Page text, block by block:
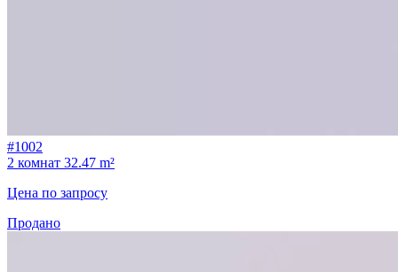
#1002
2 комнат 32.47 m²
Цена по запросу
Продано